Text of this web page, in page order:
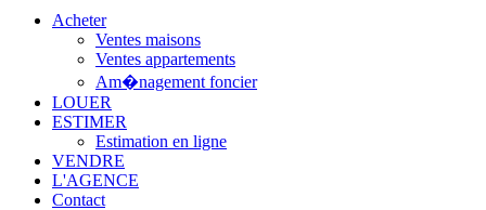
Acheter
Ventes maisons
Ventes appartements
Am�nagement foncier
LOUER
ESTIMER
Estimation en ligne
VENDRE
L'AGENCE
Contact